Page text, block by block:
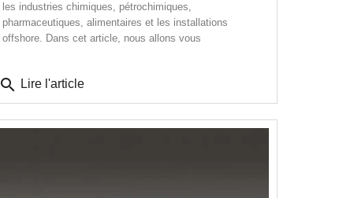
les industries chimiques, pétrochimiques,
pharmaceutiques, alimentaires et les installations
offshore. Dans cet article, nous allons vous
search Lire l'article